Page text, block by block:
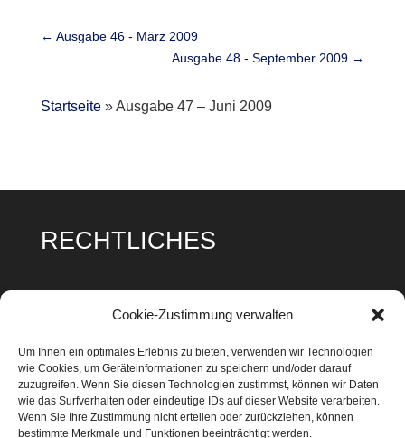
Cookie-Zustimmung verwalten
Um Ihnen ein optimales Erlebnis zu bieten, verwenden wir Technologien
wie Cookies, um Geräteinformationen zu speichern und/oder darauf
zuzugreifen. Wenn Sie diesen Technologien zustimmst, können wir Daten
wie das Surfverhalten oder eindeutige IDs auf dieser Website verarbeiten.
Wenn Sie Ihre Zustimmung nicht erteilen oder zurückziehen, können
bestimmte Merkmale und Funktionen beeinträchtigt werden.
← Ausgabe 46 - März 2009
Ausgabe 48 - September 2009 →
Startseite»Ausgabe 47 – Juni 2009
RECHTLICHES
Datenschutz
Cookie Richtlinie